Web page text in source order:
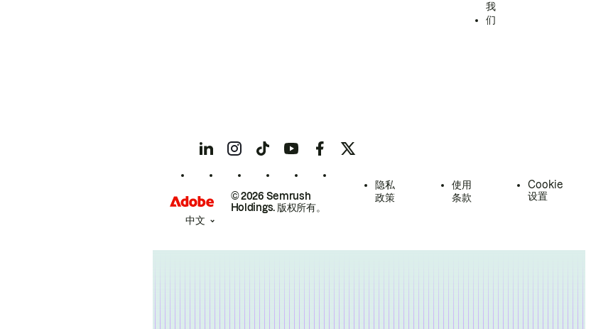
我
们
© 2026 Semrush
Holdings. 版权所有。
隐私
政策
使用
条款
Cookie
设置
中文